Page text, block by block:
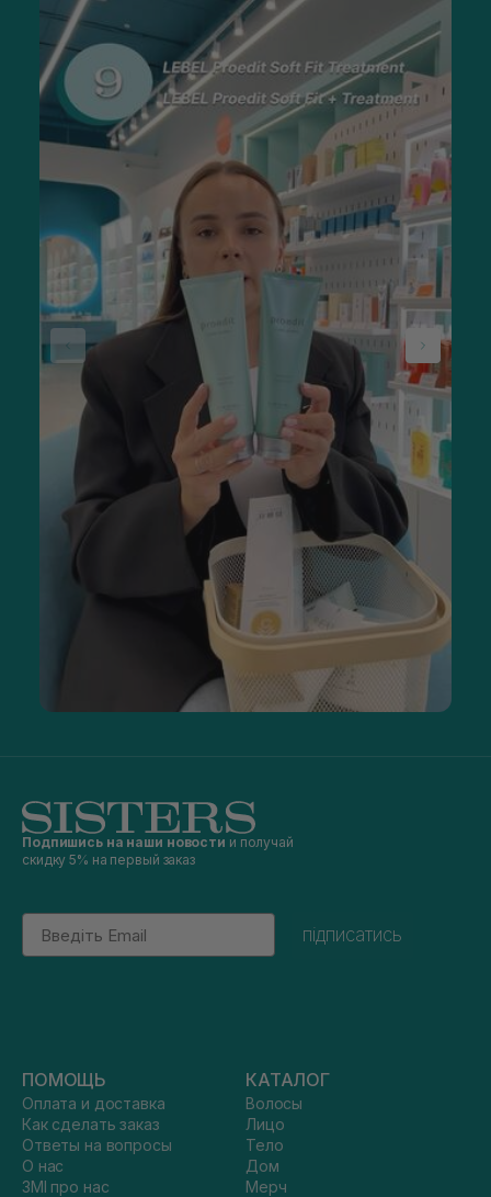
Подпишись на наши новости и получай
скидку 5% на первый заказ
Email
підписатись
ПОМОЩЬ
Оплата и доставка
Как сделать заказ
Ответы на вопросы
О нас
ЗМІ про нас
КАТАЛОГ
Волосы
Лицо
Тело
Дом
Мерч